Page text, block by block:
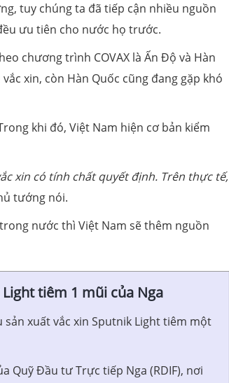
tuy chúng ta đã tiếp cận nhiều nguồn
ưu tiên cho nước họ trước.
chương trình COVAX là Ấn Độ và Hàn
xin, còn Hàn Quốc cũng đang gặp khó
khi đó, Việt Nam hiện cơ bản kiểm
xin có tính chất quyết định. Trên thực tế,
tướng nói.
nước thì Việt Nam sẽ thêm nguồn
tiêm 1 mũi của Nga
sản xuất vắc xin Sputnik Light tiêm một
Quỹ Đầu tư Trực tiếp Nga (RDIF), nơi